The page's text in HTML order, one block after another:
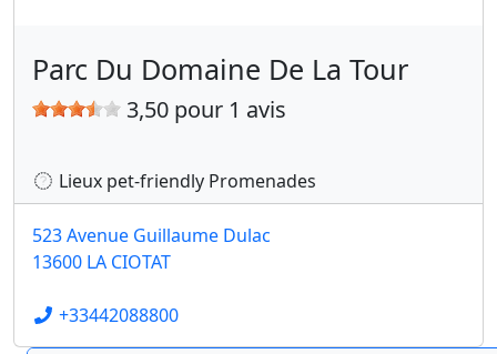
Parc Du Domaine De La Tour
3,50 pour 1 avis
Lieux pet-friendly Promenades
523 Avenue Guillaume Dulac
13600 LA CIOTAT
+33442088800